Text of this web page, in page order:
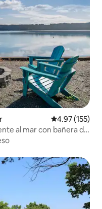
Calificación
4.97 (155)
al mar con bañera de